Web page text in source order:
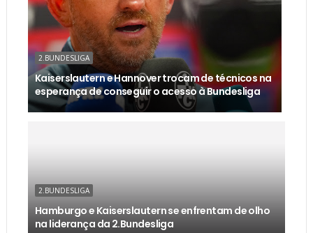
2.BUNDESLIGA
Kaiserslautern e Hannover trocam de técnicos na
esperança de conseguir o acesso à Bundesliga
2.BUNDESLIGA
Hamburgo e Kaiserslautern se enfrentam de olho
na liderança da 2.Bundesliga